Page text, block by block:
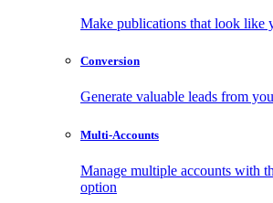
Make publications that look like
Conversion
Generate valuable leads from
Multi-Accounts
Manage multiple accounts with
option